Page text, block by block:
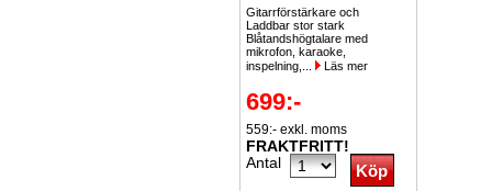
Gitarrförstärkare och
Laddbar stor stark
Blåtandshögtalare med
mikrofon, karaoke,
inspelning,...
Läs mer
699:-
559:- exkl. moms
FRAKTFRITT!
Antal